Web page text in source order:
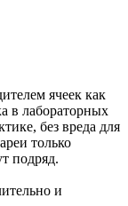
ячеек как
в лабораторных
без вреда для
только
подряд.
и